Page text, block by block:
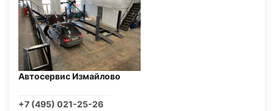
Автосервис Измайлово
+7 (495) 021-25-26